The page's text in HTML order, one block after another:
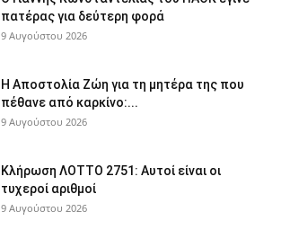
πατέρας για δεύτερη φορά
9 Αυγούστου 2026
Η Αποστολία Ζώη για τη μητέρα της που
πέθανε από καρκίνο:...
9 Αυγούστου 2026
Κλήρωση ΛΟΤΤΟ 2751: Αυτοί είναι οι
τυχεροί αριθμοί
9 Αυγούστου 2026